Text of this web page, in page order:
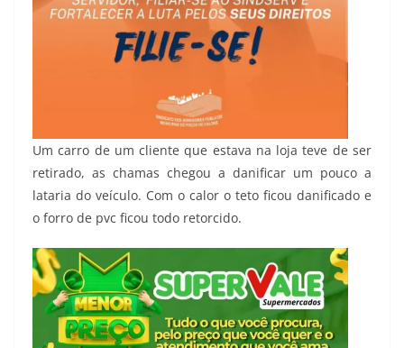
Um carro de um cliente que estava na loja teve de ser
retirado, as chamas chegou a danificar um pouco a
lataria do veículo. Com o calor o teto ficou danificado e
o forro de pvc ficou todo retorcido.